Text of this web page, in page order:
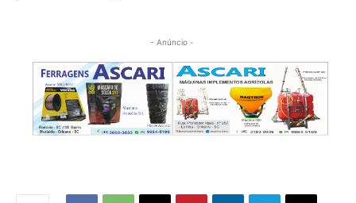
- Anúncio -